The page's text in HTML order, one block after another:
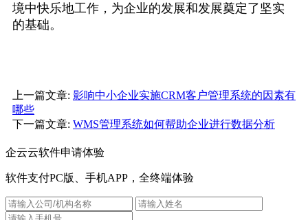
境中快乐地工作，为企业的发展和发展奠定了坚实
的基础。
上一篇文章: 影响中小企业实施CRM客户管理系统的因素有
哪些
下一篇文章: WMS管理系统如何帮助企业进行数据分析
企云云软件申请体验
软件支付PC版、手机APP，全终端体验